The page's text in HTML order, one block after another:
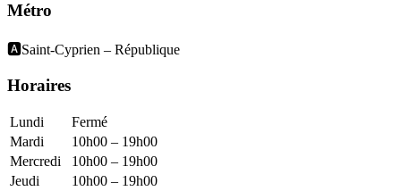
Métro
🅰️Saint-Cyprien – République
Horaires
Lundi
Fermé
Mardi
10h00 – 19h00
Mercredi
10h00 – 19h00
Jeudi
10h00 – 19h00